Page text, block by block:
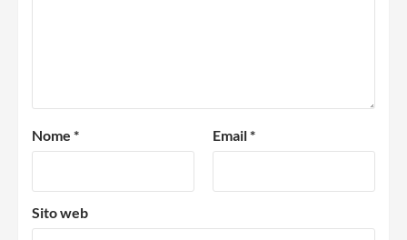
Nome * Email*
Sito web